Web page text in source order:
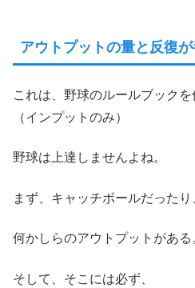
アウトプットの量と反復
これは、野球のルールブックを
（インプットのみ）
野球は上達しませんよね。
まず、キャッチボールだったり
何かしらのアウトプットがある
そして、そこには必ず、